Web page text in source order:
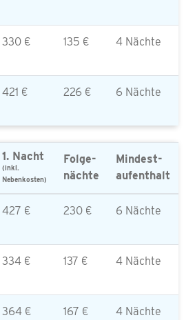
330 € 135 € 4 Nächte
421 € 226 € 6 Nächte
1. Nacht
(inkl.
Nebenkosten)
Folge-
nächte
Mindest-
aufenthalt
427 € 230 € 6 Nächte
334 € 137 € 4 Nächte
364 € 167 € 4 Nächte